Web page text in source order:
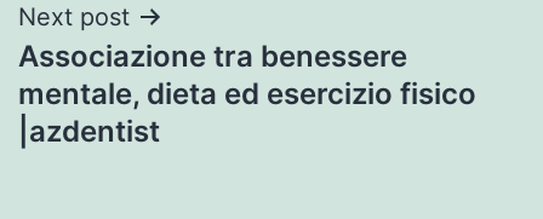
Next post
Associazione tra benessere
mentale, dieta ed esercizio fisico
|azdentist